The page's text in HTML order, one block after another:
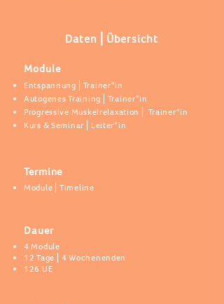
Daten⎪Übersicht
Module
Entspannung⎪Trainer*in
Autogenes Training⎪Trainer*in
Progressive Muskelrelaxation⎪ Trainer*in
Kurs & Seminar⎪Leiter*in
Termine
Module⎪Timeline
Dauer
4 Module
12 Tage⎪4 Wochenenden
126 UE